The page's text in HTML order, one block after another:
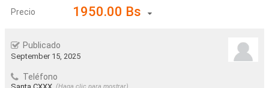
Precio 1950.00 Bs
Publicado
September 15, 2025
Teléfono